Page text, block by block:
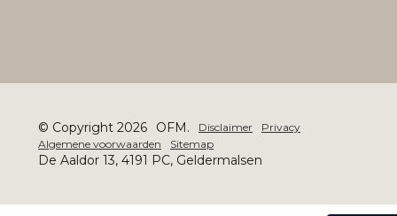
© Copyright 2026 OFM. Disclaimer
Privacy
Algemene voorwaarden
Sitemap
De Aaldor 13, 4191 PC, Geldermalsen